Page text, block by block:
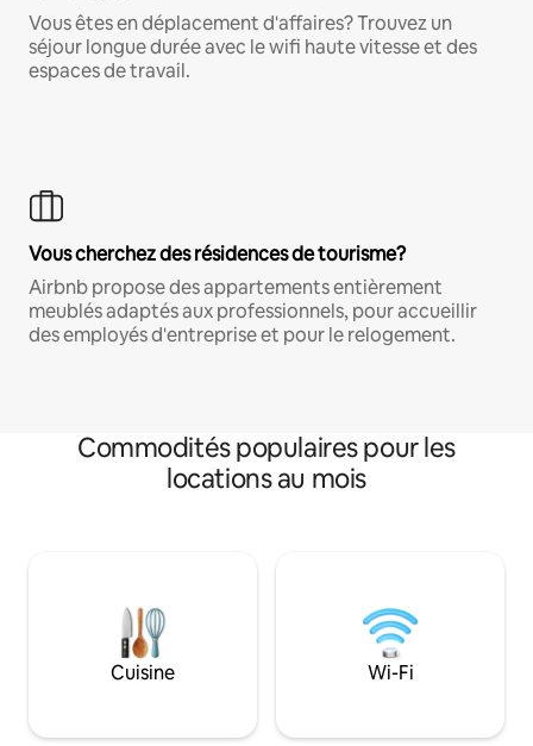
Vous êtes en déplacement d'affaires? Trouvez un
séjour longue durée avec le wifi haute vitesse et des
espaces de travail.
Vous cherchez des résidences de tourisme?
Airbnb propose des appartements entièrement
meublés adaptés aux professionnels, pour accueillir
des employés d'entreprise et pour le relogement.
Commodités populaires pour les
locations au mois
Cuisine Wi-Fi